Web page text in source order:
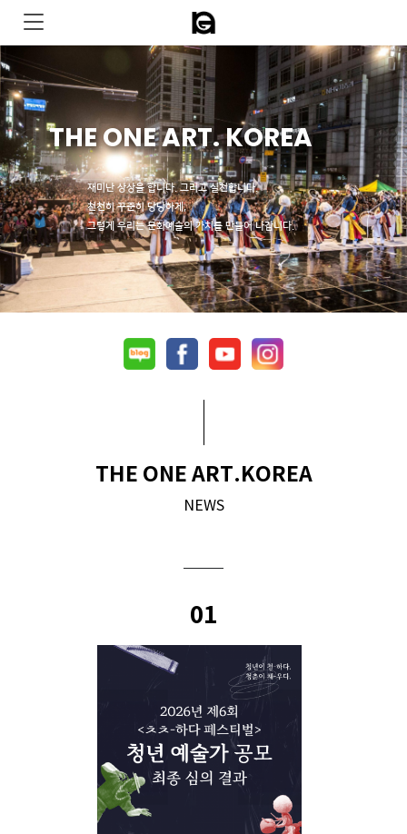
THE ONE ART. KOREA
재미난 상상을 합니다. 그리고 실천합니다.
천천히 꾸준히 당당하게,
그렇게 우리는 문화예술의 가치를 만들어 나갑니다.
THE ONE ART.KOREA
NEWS
01